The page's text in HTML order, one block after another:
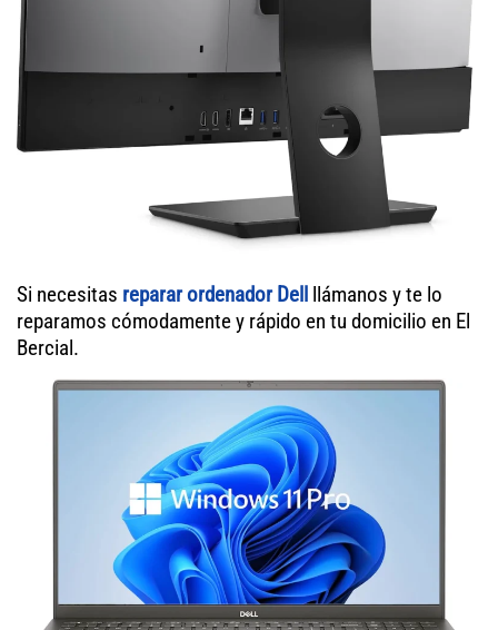
Si necesitas reparar ordenador Dell llámanos y te lo
reparamos cómodamente y rápido en tu domicilio en El
Bercial.